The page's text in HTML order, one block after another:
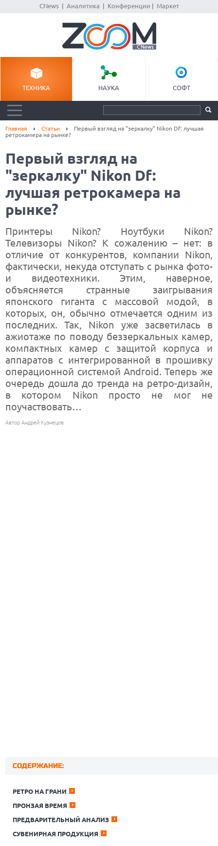
CNews| Аналитика Конференции Маркет
ТЕХНИКА НАУКА СОФТ
Главная Статьи
Первый взгляд на "зеркалку" Nikon Df: лучшая
ретрокамера на рынке?
Первый взгляд на
"зеркалку" Nikon Df:
лучшая ретрокамера на
рынке?
Принтеры Nikon? Ноутбуки Nikon?
Телевизоры Nikon? К сожалению – нет: в
отличие от конкурентов, компании Nikon,
фактически, некуда отступать с рынка фото-
и видеотехники. Этим, наверное,
объясняется странные заигрывания
японского гиганта с массовой модой, в
которых, он, обычно отмечается одним из
последних. Так, Nikon уже засветилась в
ажиотаже по поводу беззеркальных камер,
компактных камер с защитой корпуса и
аппаратов с интегрированной в прошивку
операционной системой Android. Теперь же
очередь дошла до тренда на ретро-дизайн,
в котором Nikon просто не мог не
поучаствовать…
Автор Андрей Кузнецов
СОДЕРЖАНИЕ:
РЕТРО НА ГРАНИ
ПРОНЗАЯ ВРЕМЯ
ПРЕДВАРИТЕЛЬНЫЙ АНАЛИЗ
СУВЕНИРНАЯ ПРОДУКЦИЯ